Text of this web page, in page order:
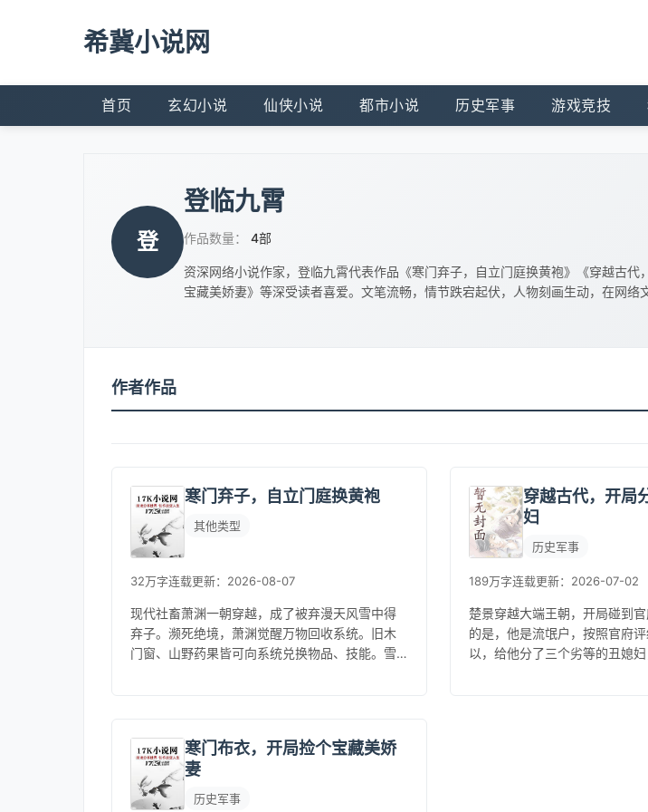
希冀小说网
首页 玄幻小说 仙侠小说 都市小说 历史军事 游戏竞技
登
登临九霄
作品数量： 4部
资深网络小说作家，登临九霄代表作品《寒门弃子，自立门庭换黄袍》《穿越古
宝藏美娇妻》等深受读者喜爱。文笔流畅，情节跌宕起伏，人物刻画生动，在网络
作者作品
寒门弃子，自立门庭换黄袍
其他类型
32万字连载更新：2026-08-07
现代社畜萧渊一朝穿越，成了被弃漫天风雪中得
弃子。濒死绝境，萧渊觉醒万物回收系统。旧木
门窗、山野药果皆可向系统兑换物品、技能。雪
穿越古代，开局
妇
历史军事
189万字连载更新：2026-07-02
楚景穿越大端王朝，开局碰到
的是，他是流氓户，按照官府
以，给他分了三个劣等的丑媳
寒门布衣，开局捡个宝藏美娇
妻
历史军事